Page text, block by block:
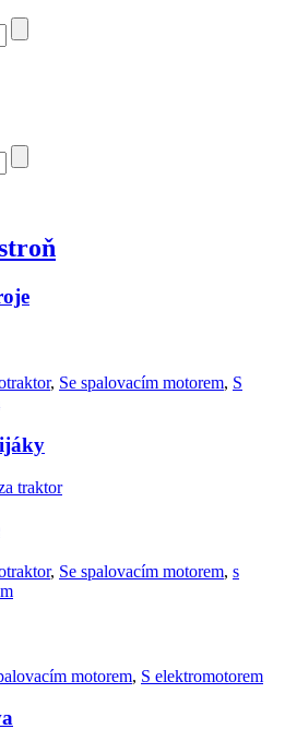
, Se spalovacím motorem, S
traktor
, Se spalovacím motorem, s
motorem, S elektromotorem